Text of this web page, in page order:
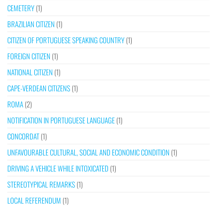
CEMETERY(1)
BRAZILIAN CITIZEN (1)
CITIZEN OF PORTUGUESE SPEAKING COUNTRY(1)
FOREIGN CITIZEN (1)
NATIONAL CITIZEN (1)
CAPE-VERDEAN CITIZENS(1)
ROMA(2)
NOTIFICATION IN PORTUGUESE LANGUAGE(1)
CONCORDAT(1)
UNFAVOURABLE CULTURAL, SOCIAL AND ECONOMIC CONDITION (1)
DRIVING A VEHICLE WHILE INTOXICATED (1)
STEREOTYPICAL REMARKS(1)
LOCAL REFERENDUM (1)